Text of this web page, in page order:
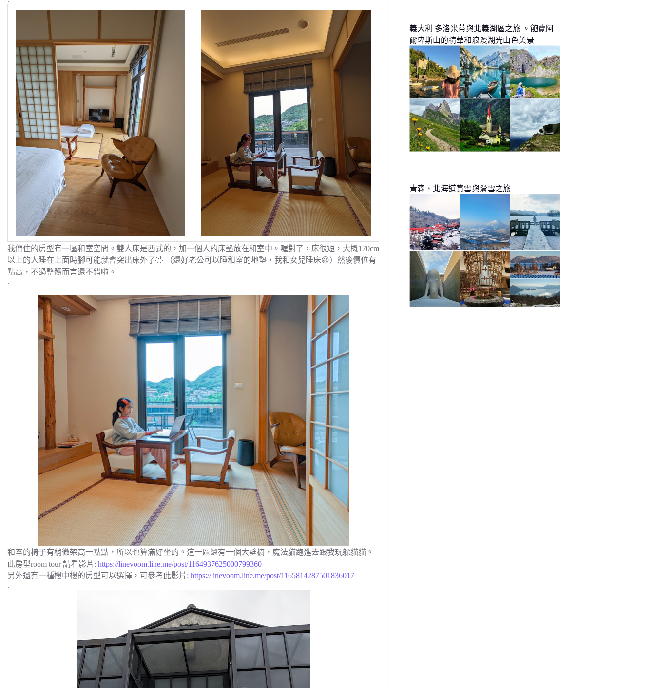
我們住的房型有一區和室空間。雙人床是西式的，加一個人的床墊放在和室中。喔對了，床很短，大概170cm
以上的人睡在上面時腳可能就會突出床外了🤣 （還好老公可以睡和室的地墊，我和女兒睡床😆）然後價位有
點高，不過整體而言還不錯啦。
.
和室的椅子有稍微架高一點點，所以也算滿好坐的。這一區還有一個大壁櫥，魔法貓跑進去跟我玩躲貓貓。
此房型room tour 請看影片: https://linevoom.line.me/post/1164937625000799360
另外還有一種樓中樓的房型可以選擇，可參考此影片: https://linevoom.line.me/post/1165814287501836017
.
義大利 多洛米蒂與北義湖區之旅 。飽覽阿
爾卑斯山的精華和浪漫湖光山色美景
青森、北海道賞雪與滑雪之旅